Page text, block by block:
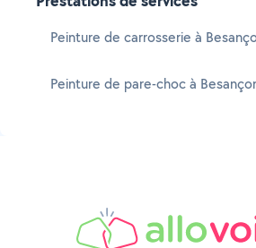
Peinture de carrosserie à
Peinture de pare-choc à